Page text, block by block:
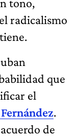
tono,
radicalismo
que
el
.
de